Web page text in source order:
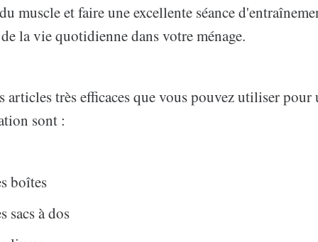
muscle et faire une excellente séance
la vie quotidienne dans votre ménage.
articles très efficaces que vous pouvez utiliser pour
sont :
boîtes
sacs à dos